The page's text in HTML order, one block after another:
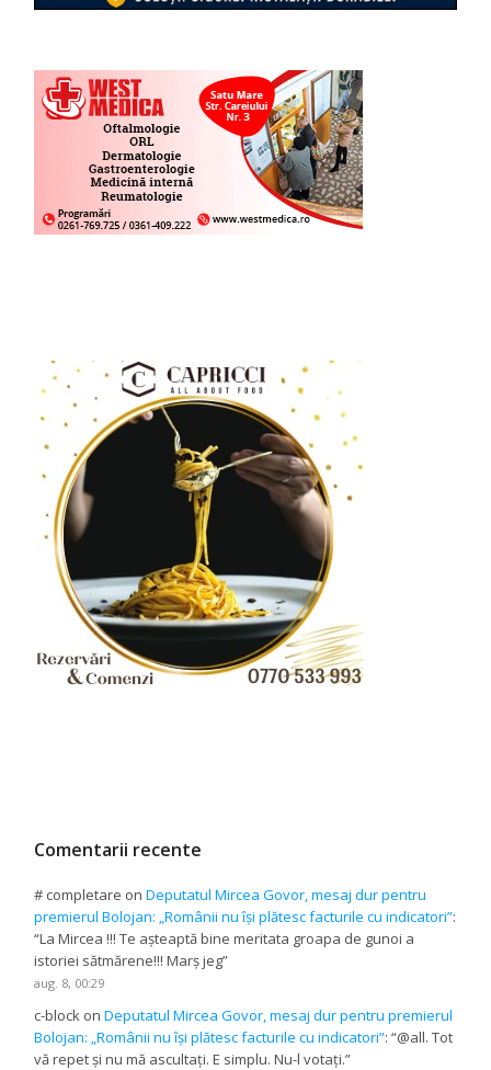
Comentarii recente
# completare onDeputatul Mircea Govor, mesaj dur pentru
premierul Bolojan: „Românii nu își plătesc facturile cu indicatori”:
“La Mircea !!! Te așteaptă bine meritata groapa de gunoi a
istoriei sătmărene!!! Marș jeg”
aug. 8, 00:29
c-block onDeputatul Mircea Govor, mesaj dur pentru premierul
Bolojan: „Românii nu își plătesc facturile cu indicatori”: “@all. Tot
vă repet și nu mă ascultați. E simplu. Nu-l votați.”